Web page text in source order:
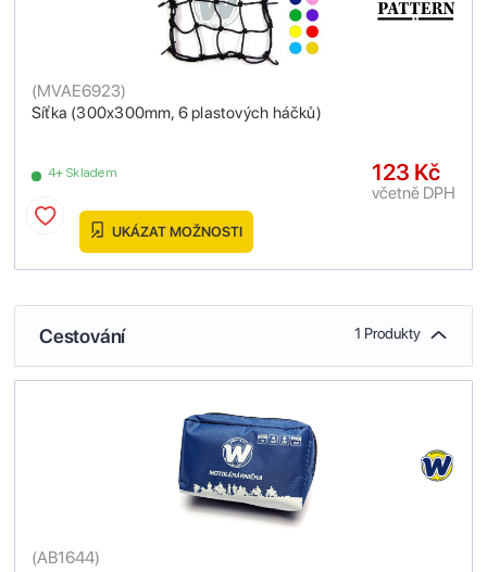
Síťka (300x300mm, 6 plastových háčků)
(MVAE6923)
4+ Skladem 123 Kč
včetně DPH
UKÁZAT MOŽNOSTI
Cestování 1 Produkty
(AB1644)